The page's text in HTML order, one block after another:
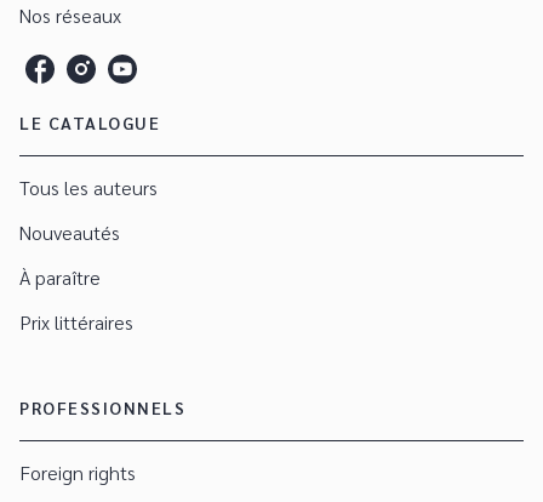
Nos réseaux
LE CATALOGUE
Tous les auteurs
Nouveautés
À paraître
Prix littéraires
PROFESSIONNELS
Foreign rights